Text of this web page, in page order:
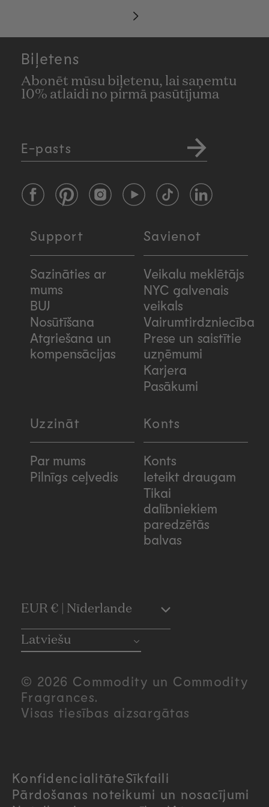
Biļetens
Abonēt mūsu biļetenu, lai saņemtu
10% atlaidi no pirmā pasūtījuma
E-pasts
FacebookPinterestInstagramYouTubeTikTokLinkedIn
Support
Sazināties ar
mums
BUJ
Nosūtīšana
Atgriešana un
kompensācijas
Savienot
Veikalu meklētājs
NYC galvenais
veikals
Vairumtirdzniecība
Prese un saistītie
uzņēmumi
Karjera
Pasākumi
Uzzināt
Par mums
Pilnīgs ceļvedis
Konts
Konts
Ieteikt draugam
Tikai
dalībniekiem
paredzētās
balvas
C
o
u
n
y
EUR € | Nīderlande
Latviešu
© 2026 Commodity un Commodity
Fragrances.
Visas tiesības aizsargātas
KonfidencialitāteSīkfaili
Pārdošanas noteikumi un nosacījumi